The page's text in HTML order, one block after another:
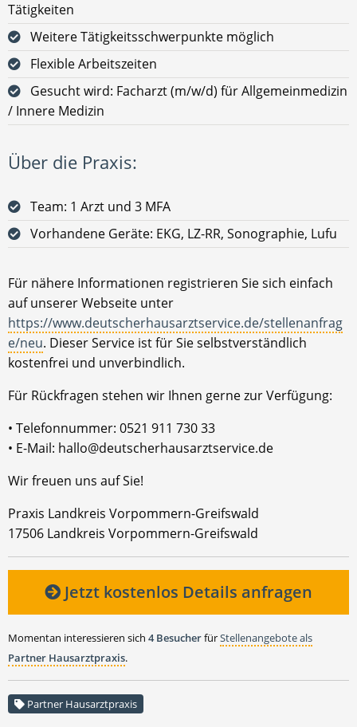
Tätigkeiten
Weitere Tätigkeitsschwerpunkte möglich
Flexible Arbeitszeiten
Gesucht wird: Facharzt (m/w/d) für Allgemeinmedizin
/ Innere Medizin
Über die Praxis:
Team: 1 Arzt und 3 MFA
Vorhandene Geräte: EKG, LZ-RR, Sonographie, Lufu
Für nähere Informationen registrieren Sie sich einfach
auf unserer Webseite unter
https://www.deutscherhausarztservice.de/stellenanfrag
e/neu. Dieser Service ist für Sie selbstverständlich
kostenfrei und unverbindlich.
Für Rückfragen stehen wir Ihnen gerne zur Verfügung:
• Telefonnummer: 0521 911 730 33
• E-Mail: hallo@deutscherhausarztservice.de
Wir freuen uns auf Sie!
Praxis Landkreis Vorpommern-Greifswald
17506 Landkreis Vorpommern-Greifswald
Jetzt kostenlos Details anfragen
Momentan interessieren sich 4 BesucherfürStellenangebote als
Partner Hausarztpraxis.
Partner Hausarztpraxis